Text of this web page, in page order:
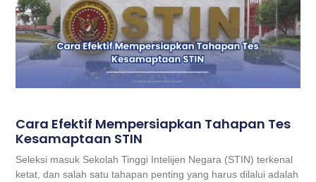
Cara Efektif Mempersiapkan Tahapan Tes
Kesamaptaan STIN
Seleksi masuk Sekolah Tinggi Intelijen Negara (STIN) terkenal
ketat, dan salah satu tahapan penting yang harus dilalui adalah